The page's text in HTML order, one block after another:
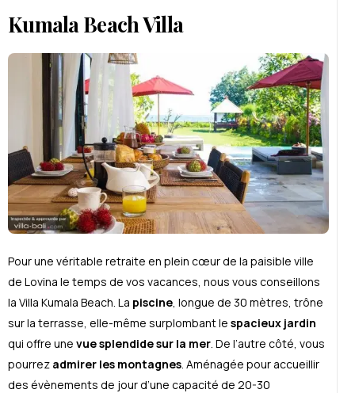
Kumala Beach Villa
Pour une véritable retraite en plein cœur de la paisible ville
de Lovina le temps de vos vacances, nous vous conseillons
la Villa Kumala Beach. La piscine, longue de 30 mètres, trône
sur la terrasse, elle-même surplombant le spacieux jardin
qui offre une vue splendide sur la mer. De l’autre côté, vous
pourrez admirer les montagnes. Aménagée pour accueillir
des évènements de jour d’une capacité de 20-30